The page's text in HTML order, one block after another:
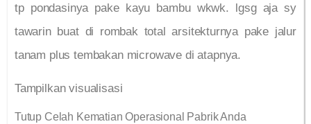
tp pondasinya pake kayu bambu wkwk. lgsg aja sy
tawarin buat di rombak total arsitekturnya pake jalur
tanam plus tembakan microwave di atapnya.
Tampilkan visualisasi
Tutup Celah Kematian Operasional Pabrik Anda